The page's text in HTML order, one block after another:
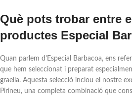
Què pots trobar entre
productes Especial
Quan parlem d'Especial Barbacoa, ens
que hem seleccionat i preparat
graella. Aquesta selecció inclou el nostre
Pirineu, una completa combinació que